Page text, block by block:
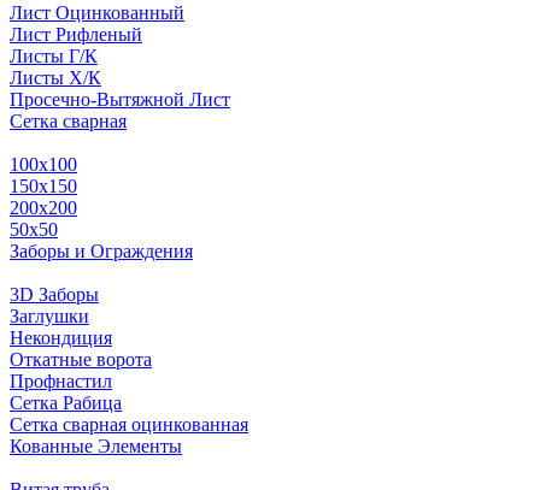
Лист Оцинкованный
Лист Рифленый
Листы Г/К
Листы Х/К
Просечно-Вытяжной Лист
Сетка сварная
100х100
150х150
200х200
50х50
Заборы и Ограждения
3D Заборы
Заглушки
Некондиция
Откатные ворота
Профнастил
Сетка Рабица
Сетка сварная оцинкованная
Кованные Элементы